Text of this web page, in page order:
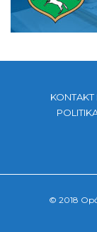
© 2018